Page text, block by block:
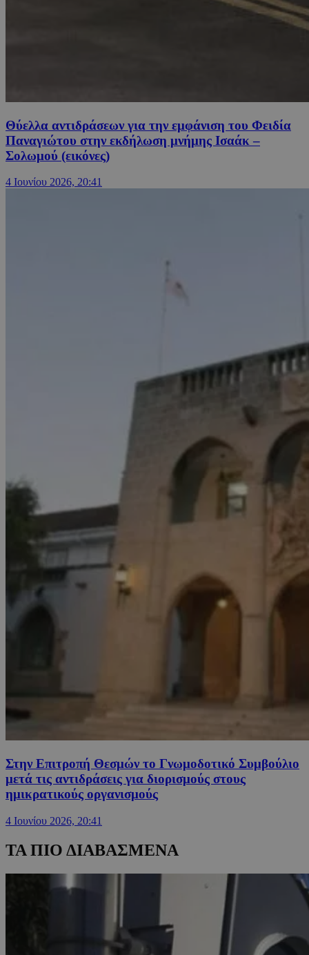
Θύελλα αντιδράσεων για την εμφάνιση του Φειδία
Παναγιώτου στην εκδήλωση μνήμης Ισαάκ –
Σολωμού (εικόνες)
4 Ιουνίου 2026, 20:41
Στην Επιτροπή Θεσμών το Γνωμοδοτικό Συμβούλιο
μετά τις αντιδράσεις για διορισμούς στους
ημικρατικούς οργανισμούς
4 Ιουνίου 2026, 20:41
ΤΑ ΠΙΟ ΔΙΑΒΑΣΜΕΝΑ